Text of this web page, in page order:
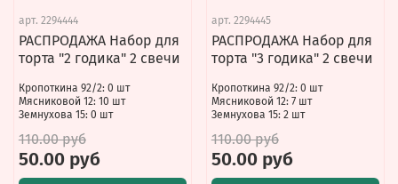
арт. 2294444
РАСПРОДАЖА Набор для
торта "2 годика" 2 свечи
Кропоткина 92/2: 0 шт
Мясниковой 12: 10 шт
Земнухова 15: 0 шт
110.00 руб
50.00 руб
арт. 2294445
РАСПРОДАЖА Набор для
торта "3 годика" 2 свечи
Кропоткина 92/2: 0 шт
Мясниковой 12: 7 шт
Земнухова 15: 2 шт
110.00 руб
50.00 руб